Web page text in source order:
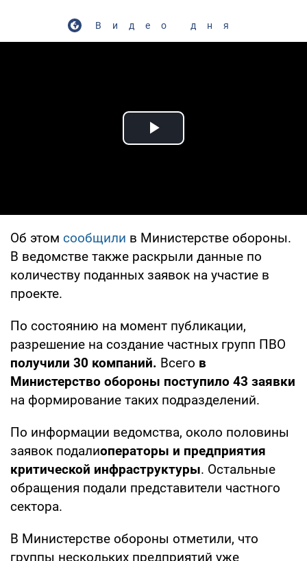
Видео дня
Play Video
Об этом сообщили в Министерстве обороны.
В ведомстве также раскрыли данные по
количеству поданных заявок на участие в
проекте.
По состоянию на момент публикации,
разрешение на создание частных групп ПВО
получили 30 компаний. Всего в
Министерство обороны поступило 43 заявки
на формирование таких подразделений.
По информации ведомства, около половины
заявок подалиоператоры и предприятия
критической инфраструктуры. Остальные
обращения подали представители частного
сектора.
В Министерстве обороны отметили, что
группы нескольких предприятий уже